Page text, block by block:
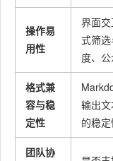
操作易
用性
界面
式筛
度、
格式兼
容与稳
定性
输出
的稳
团队协